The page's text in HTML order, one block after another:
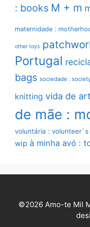
: books M + m
maternidade :
other toys
Portugal
bags sociedade :
knitting vida de
de mãe :
voluntária : volunteer´s
wip à minha avó :
©2026 Amo-te Mil